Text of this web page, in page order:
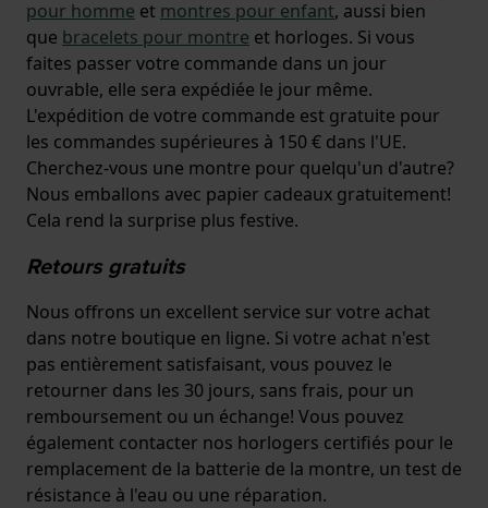
pour homme et montres pour enfant, aussi bien
que bracelets pour montre et horloges. Si vous
faites passer votre commande dans un jour
ouvrable, elle sera expédiée le jour même.
L'expédition de votre commande est gratuite pour
les commandes supérieures à 150 € dans l'UE.
Cherchez-vous une montre pour quelqu'un d'autre?
Nous emballons avec papier cadeaux gratuitement!
Cela rend la surprise plus festive.
Retours gratuits
Nous offrons un excellent service sur votre achat
dans notre boutique en ligne. Si votre achat n'est
pas entièrement satisfaisant, vous pouvez le
retourner dans les 30 jours, sans frais, pour un
remboursement ou un échange! Vous pouvez
également contacter nos horlogers certifiés pour le
remplacement de la batterie de la montre, un test de
résistance à l'eau ou une réparation.